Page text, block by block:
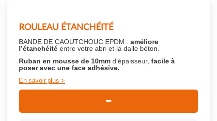
ROULEAU ÉTANCHÉITÉ
BANDE DE CAOUTCHOUC EPDM : améliore
l’étanchéité entre votre abri et la dalle béton.
Ruban en mousse de 10mm d’épaisseur, facile à
poser avec une face adhésive.
En savoir plus